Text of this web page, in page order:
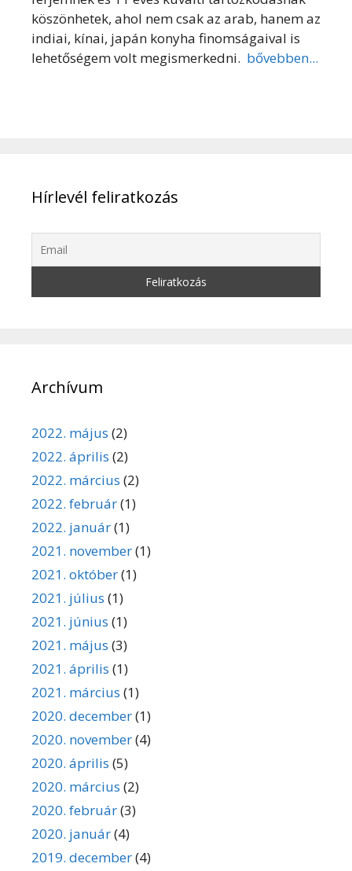
köszönhetek, ahol nem csak az arab, hanem az
indiai, kínai, japán konyha finomságaival is
lehetőségem volt megismerkedni. bővebben...
Hírlevél feliratkozás
Archívum
2022. május (2)
2022. április (2)
2022. március (2)
2022. február(1)
2022. január(1)
2021. november(1)
2021. október(1)
2021. július (1)
2021. június (1)
2021. május (3)
2021. április (1)
2021. március (1)
2020. december(1)
2020. november(4)
2020. április (5)
2020. március (2)
2020. február(3)
2020. január(4)
2019. december(4)